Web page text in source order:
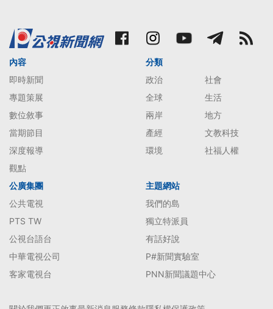
內容
即時新聞
專題策展
數位敘事
當期節目
深度報導
觀點
分類
政治
社會
全球
生活
兩岸
地方
產經
文教科技
環境
社福人權
公廣集團
公共電視
PTS TW
公視台語台
中華電視公司
客家電視台
主題網站
我們的島
獨立特派員
有話好說
P#新聞實驗室
PNN新聞議題中心